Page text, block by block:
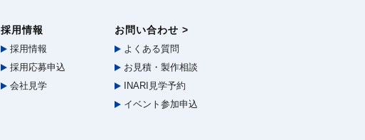
採用情報
採用情報
採用応募申込
会社見学
お問い合わせ >
よくある質問
お見積・製作相談
INARI見学予約
イベント参加申込